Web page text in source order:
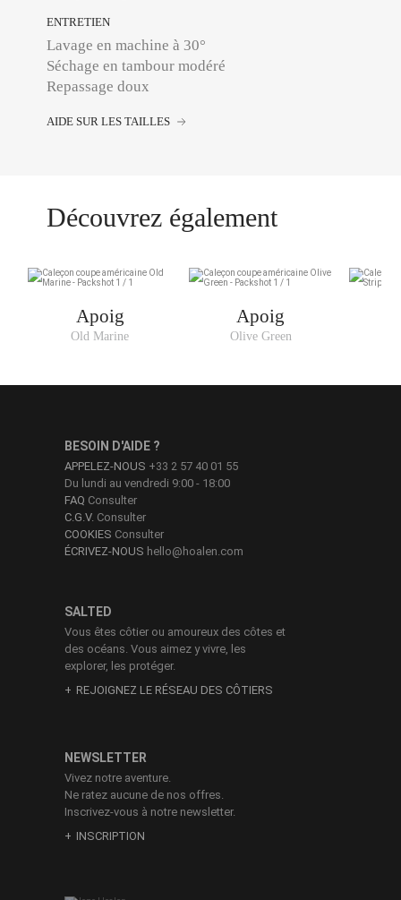
ENTRETIEN
Lavage en machine à 30°
Séchage en tambour modéré
Repassage doux
AIDE SUR LES TAILLES
Découvrez également
Apoig
Old Marine
Apoig
Olive Green
SALTED
Vous êtes côtier ou amoureux des côtes et
des océans. Vous aimez y vivre, les
explorer, les protéger.
REJOIGNEZ LE RÉSEAU DES CÔTIERS
BESOIN D'AIDE ?
APPELEZ-NOUS +33 2 57 40 01 55
Du lundi au vendredi 9:00 - 18:00
FAQ Consulter
C.G.V. Consulter
COOKIES Consulter
ÉCRIVEZ-NOUS hello@hoalen.com
NEWSLETTER
Vivez notre aventure.
Ne ratez aucune de nos offres.
Inscrivez-vous à notre newsletter.
INSCRIPTION